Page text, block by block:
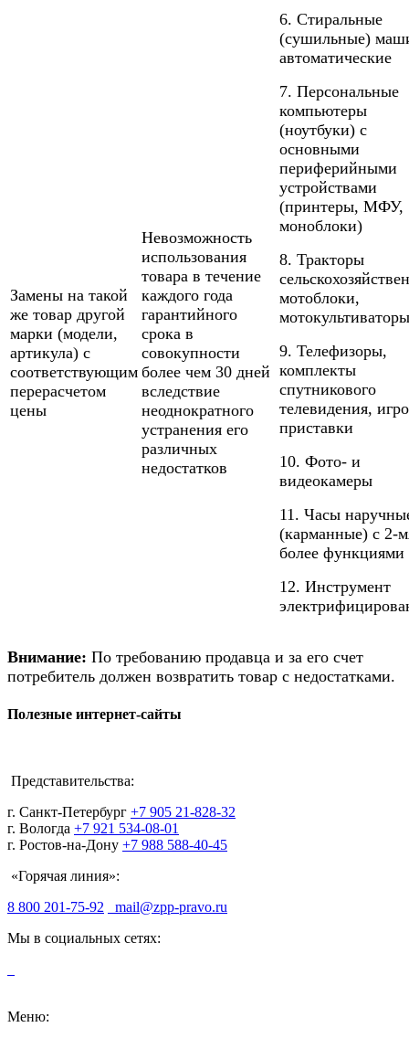
6. Стиральные
(сушильные)
автоматические
7. Персональные
компьютеры
(ноутбуки) с
основными
периферийными
устройствами
(принтеры, МФУ,
моноблоки)
8. Тракторы
мотоблоки,
мотокультиваторы
9. Телефизоры,
комплекты
спутникового
телевидения,
приставки
10. Фото- и
видеокамеры
11. Часы
(карманные) с 2-
более функциями
12. Инструмент
Замены на такой
же товар другой
марки (модели,
артикула) с
соответствующим
перерасчетом
цены
Невозможность
использования
товара в течение
каждого года
гарантийного
срока в
совокупности
более чем 30 дней
вследствие
неоднократного
устранения его
различных
недостатков
Внимание: По требованию продавца и за его счет
потребитель должен возвратить товар с недостатками.
Полезные интернет-сайты
Представительства:
г. Санкт-Петербург +7 905 21-828-32
г. Вологда +7 921 534-08-01
г. Ростов-на-Дону +7 988 588-40-45
«Горячая линия»:
8 800 201-75-92
mail@zpp-pravo.ru
Мы в социальных сетях:
Меню: